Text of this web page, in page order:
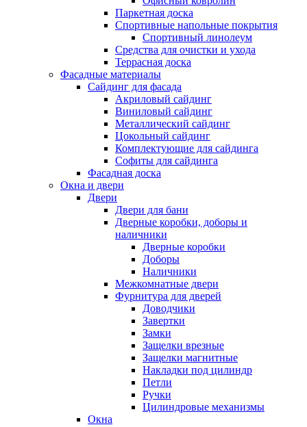
Паркетная доска
Спортивные напольные покрытия
Спортивный линолеум
Средства для очистки и ухода
Террасная доска
Фасадные материалы
Сайдинг для фасада
Акриловый сайдинг
Виниловый сайдинг
Металлический сайдинг
Цокольный сайдинг
Комплектующие для сайдинга
Софиты для сайдинга
Фасадная доска
Окна и двери
Двери
Двери для бани
Дверные коробки, доборы и
наличники
Дверные коробки
Доборы
Наличники
Межкомнатные двери
Фурнитура для дверей
Доводчики
Завертки
Замки
Защелки врезные
Защелки магнитные
Накладки под цилиндр
Петли
Ручки
Цилиндровые механизмы
Окна